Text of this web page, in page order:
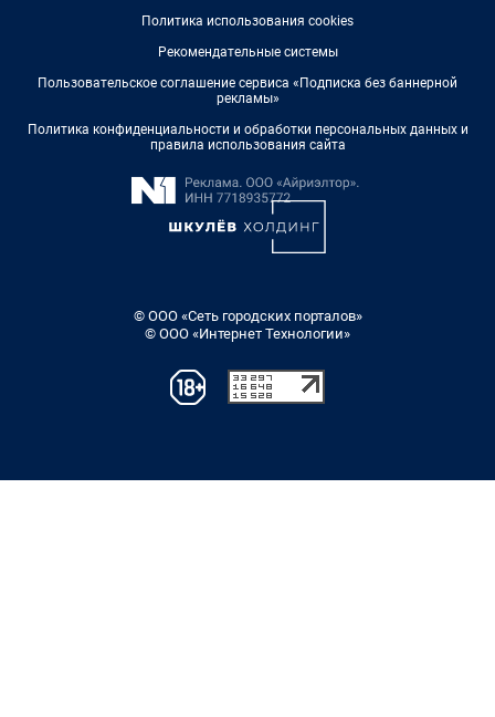
Политика использования cookies
Рекомендательные системы
Пользовательское соглашение сервиса «Подписка без баннерной
рекламы»
Политика конфиденциальности и обработки персональных данных и
правила использования сайта
© ООО «Сеть городских порталов»
© ООО «Интернет Технологии»